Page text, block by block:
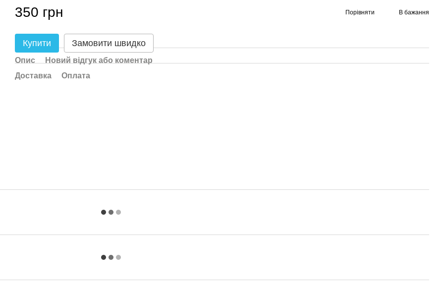
350 грн Порівняти В бажання
Купити Замовити швидко
Опис
Новий відгук або коментар
Доставка
Оплата